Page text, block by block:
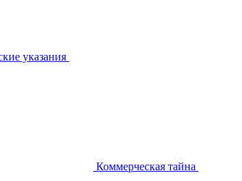
указания
Коммерческая тайна